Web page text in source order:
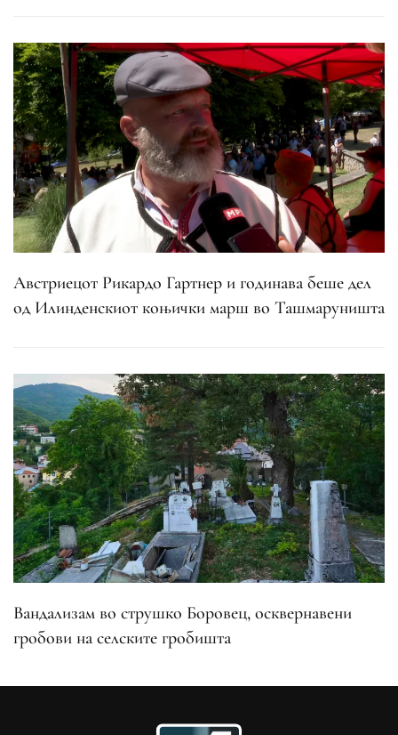
Австриецот Рикардо Гартнер и годинава беше дел
од Илинденскиот коњички марш во Ташмаруништа
Вандализам во струшко Боровец, осквернавени
гробови на селските гробишта